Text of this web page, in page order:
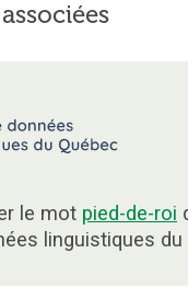
le mot pied-de-roi
linguistiques du